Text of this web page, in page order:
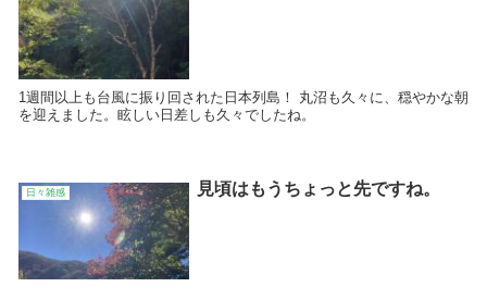
1週間以上も台風に振り回された日本列島！ 丸沼も久々に、穏やかな朝
を迎えました。眩しい日差しも久々でしたね。
日々雑感 見頃はもうちょっと先ですね。